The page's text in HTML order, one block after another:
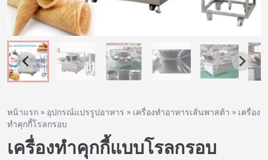
หน้าแรก » อุปกรณ์แปรรูปอาหาร » เครื่องทำอาหารเส้นพาสต้า » เครื่อง
ทำคุกกี้โรลกรอบ
เครื่องทำคุกกี้แบบโรลกรอบ